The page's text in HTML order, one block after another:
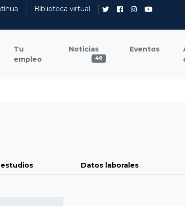
Biblioteca virtual
Tu
empleo
Noticias
46
Eventos
Datos laborales